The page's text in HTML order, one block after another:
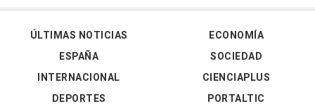
ÚLTIMAS NOTICIAS
ESPAÑA
INTERNACIONAL
DEPORTES
ECONOMÍA
SOCIEDAD
CIENCIAPLUS
PORTALTIC